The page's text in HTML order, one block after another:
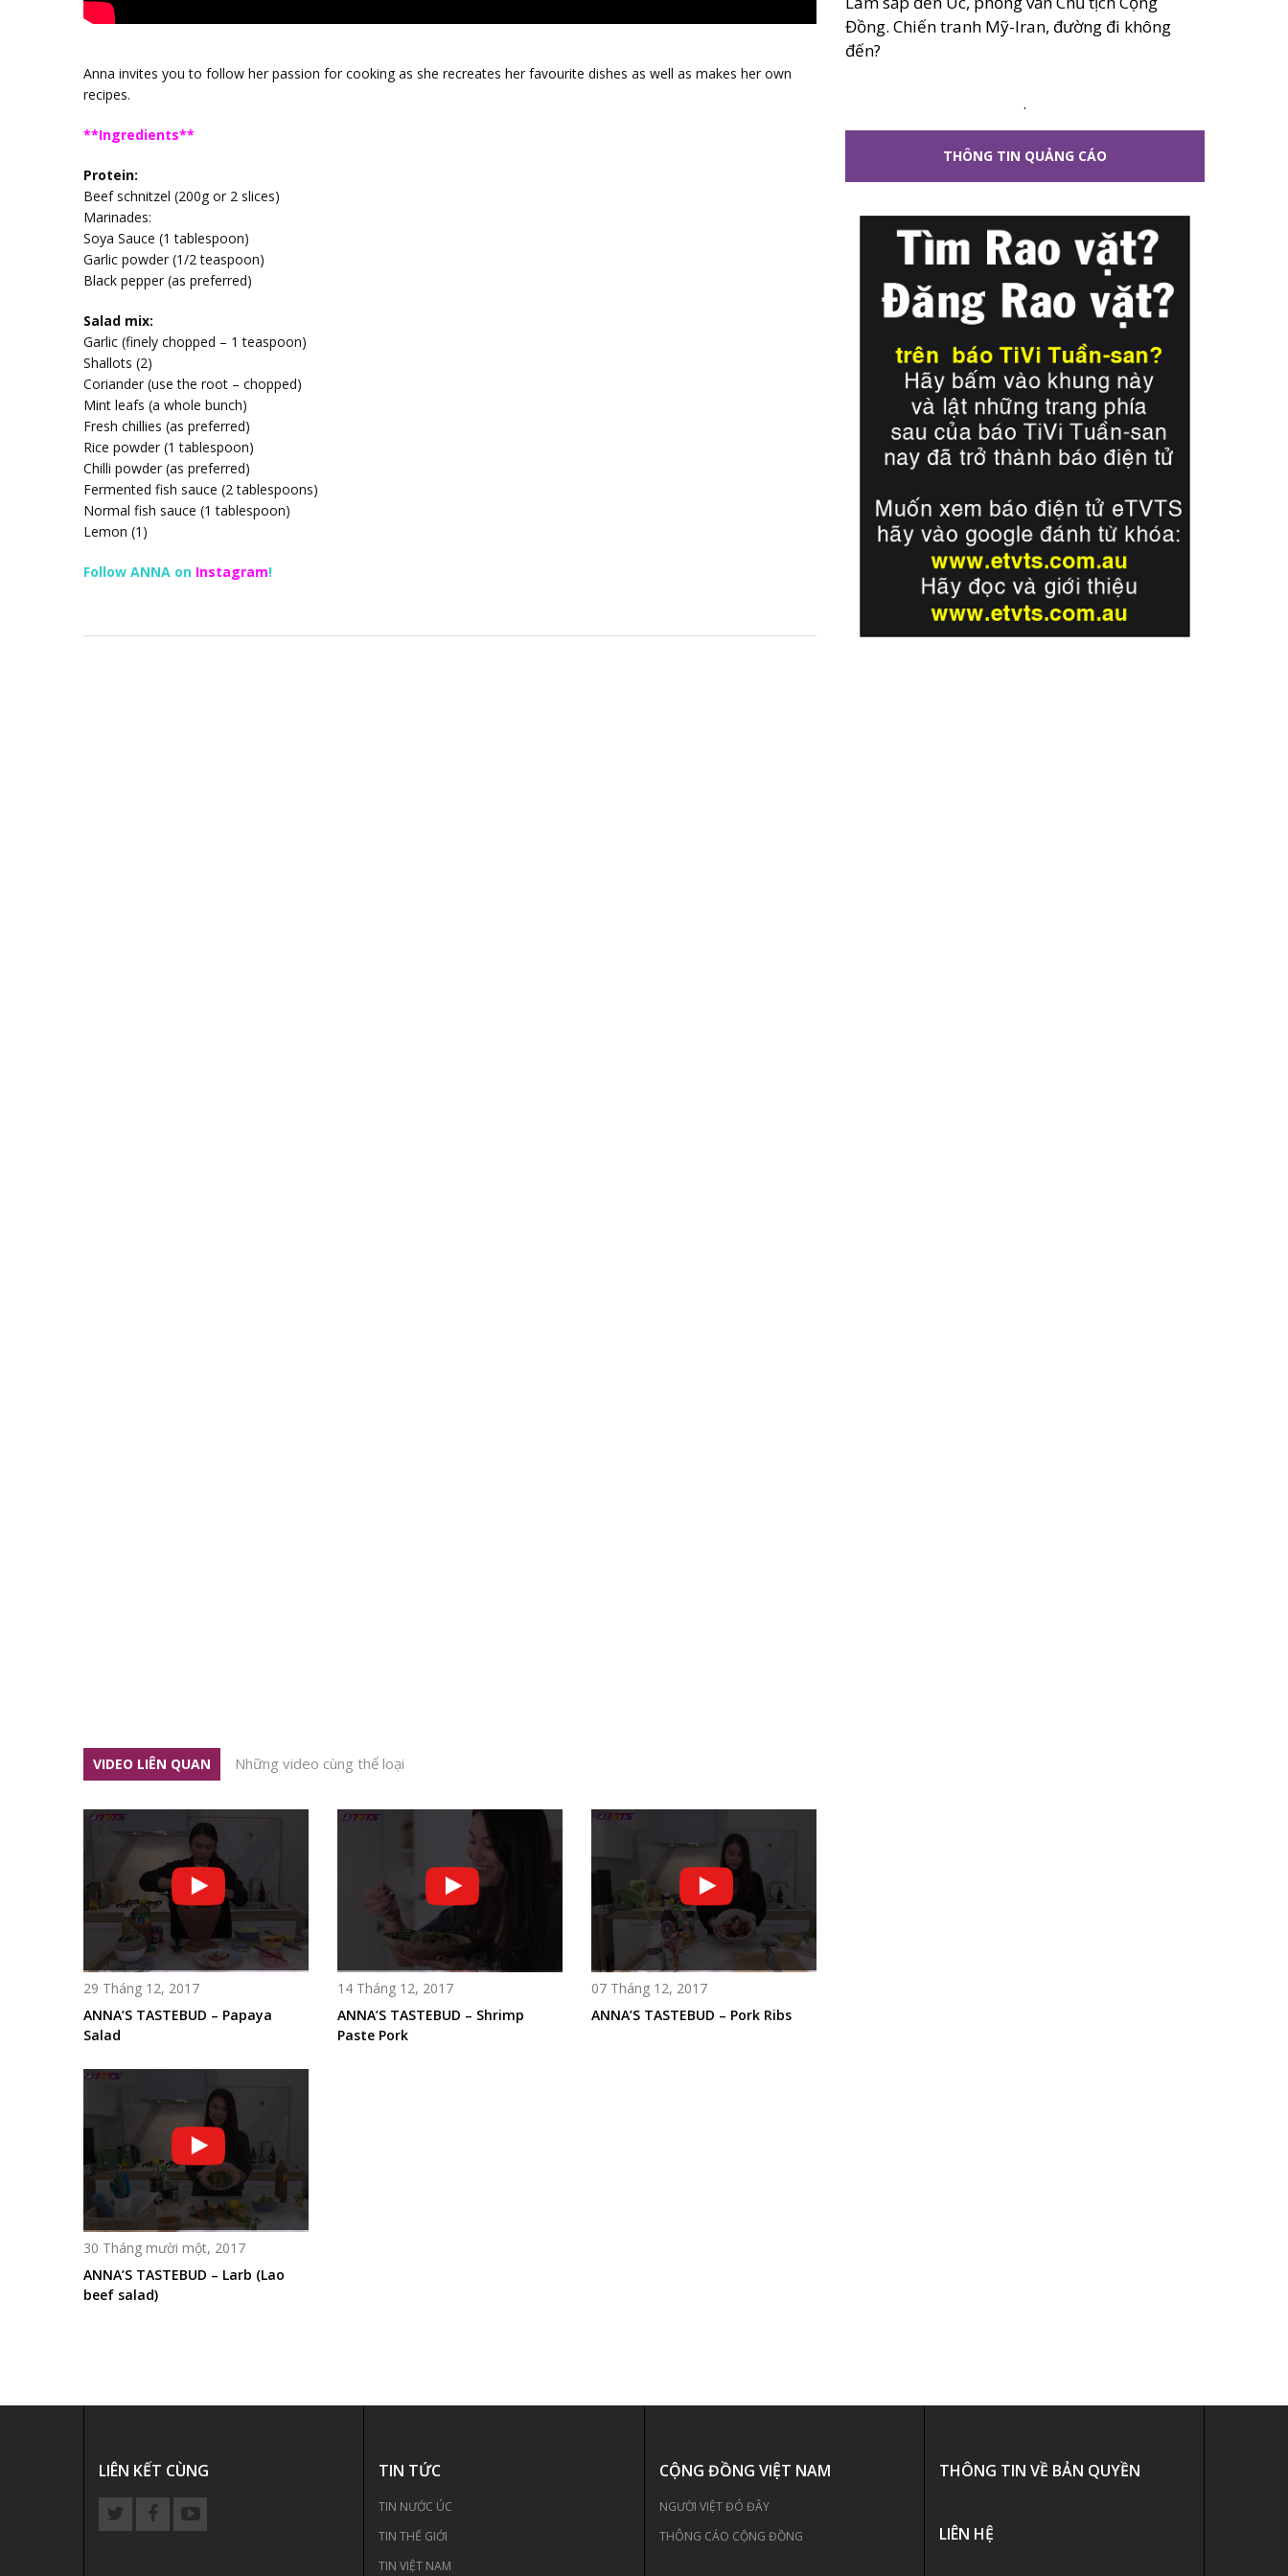
Anna invites you to follow her passion for cooking as she recreates her favourite dishes as well as makes her own
recipes.
**Ingredients**
Protein:
Beef schnitzel (200g or 2 slices)
Marinades:
Soya Sauce (1 tablespoon)
Garlic powder (1/2 teaspoon)
Black pepper (as preferred)
Salad mix:
Garlic (finely chopped – 1 teaspoon)
Shallots (2)
Coriander (use the root – chopped)
Mint leafs (a whole bunch)
Fresh chillies (as preferred)
Rice powder (1 tablespoon)
Chilli powder (as preferred)
Fermented fish sauce (2 tablespoons)
Normal fish sauce (1 tablespoon)
Lemon (1)
Follow ANNA on Instagram!
VIDEO LIÊN QUAN Những video cùng thể loại
29 Tháng 12, 2017
ANNA’S TASTEBUD – Papaya
Salad
14 Tháng 12, 2017
ANNA’S TASTEBUD – Shrimp
Paste Pork
07 Tháng 12, 2017
ANNA’S TASTEBUD – Pork Ribs
30 Tháng mười một, 2017
ANNA’S TASTEBUD – Larb (Lao
beef salad)
Đồng. Chiến tranh Mỹ-Iran, đường đi không
đến?
.
THÔNG TIN QUẢNG CÁO
LIÊN KẾT CÙNG TIN TỨC
TIN NƯỚC ÚC
TIN THẾ GIỚI
TIN VIỆT NAM
CỘNG ĐỒNG VIỆT NAM
NGƯỜI VIỆT ĐÓ ĐÂY
THÔNG CÁO CỘNG ĐỒNG
THÔNG TIN VỀ BẢN QUYỀN
LIÊN HỆ